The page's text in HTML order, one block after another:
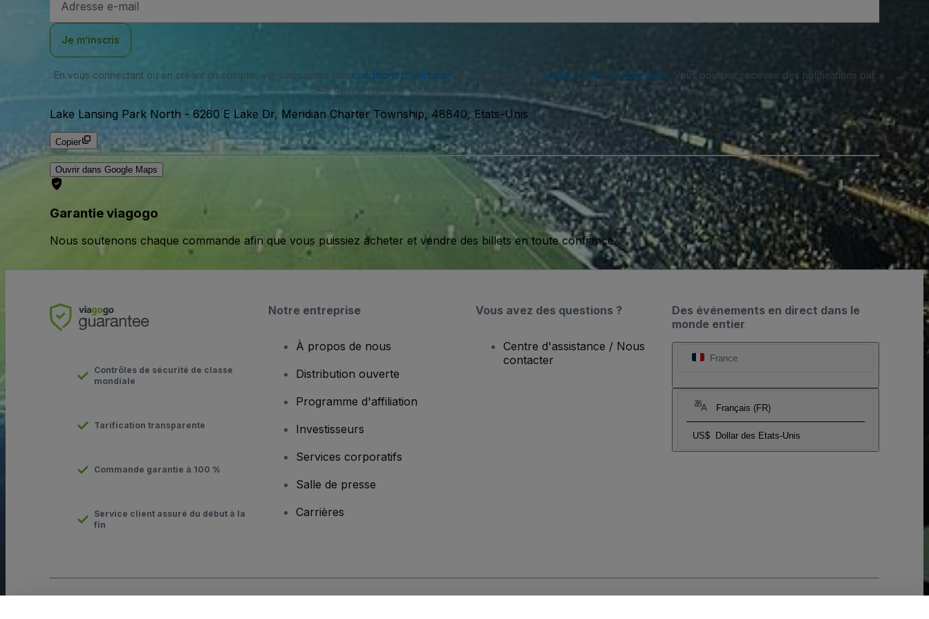
e-
Je m’inscris
En vous connectant ou en créant un compte, vous acceptez nos conditions d'utilisation politique de confidentialité . Vous pourriez recevoir des notifications par
SMS de notre part et vous pouvez vous désinscrire à tout moment.
Lake Lansing Park North - 6260 E Lake Dr, Meridian Charter Township, 48840, Etats-Unis
Copier
Ouvrir dans Google Maps
Garantie viagogo
Nous soutenons chaque commande afin que vous puissiez acheter et vendre des billets en toute confiance.
Des événements en direct dans le
monde entier
France
Français (FR)
US$ Dollar des Etats-Unis
Contrôles de sécurité de classe
mondiale
Tarification transparente
Commande garantie à 100 %
Service client assuré du début à la
fin
Notre entreprise
À propos de nous
Distribution ouverte
Programme d'affiliation
Investisseurs
Services corporatifs
Salle de presse
Carrières
Vous avez des questions ?
Centre d'assistance / Nous
contacter